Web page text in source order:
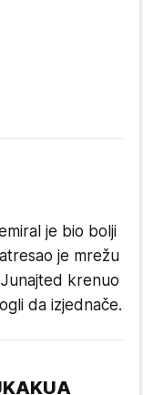
je bio bolji
je mrežu
krenuo
da izjednače.